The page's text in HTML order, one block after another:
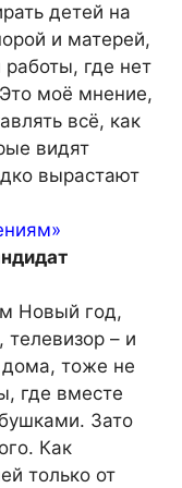
детей на
и матерей,
где нет
моё мнение,
всё, как
видят
вырастают
Новый год,
– и
тоже не
где вместе
Зато
Как
только от